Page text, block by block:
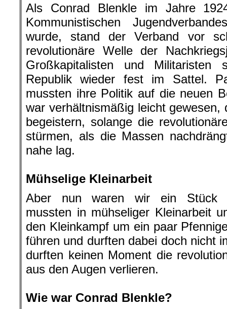
Als Conrad Blenkle im Jahre
Kommunistischen
wurde, stand der Verband vor
revolutionäre Welle der
Großkapitalisten und
Republik wieder fest im Sattel.
mussten ihre Politik auf die neuen
war verhältnismäßig leicht
begeistern, solange die
stürmen, als die Massen
nahe lag.
Mühselige Kleinarbeit
Aber nun waren wir ein Stück
mussten in mühseliger Kleinarbeit
den Kleinkampf um ein paar
führen und durften dabei doch nicht
durften keinen Moment die
aus den Augen verlieren.
Wie war Conrad Blenkle?